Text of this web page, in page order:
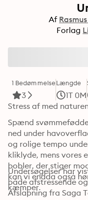
Af
Forlag
1 Bedømmelse
3
Længde
1T 0M
Stress af med
Spænd
ned under
og rolige tempo
kliklyde, mens vores
bobler, der stiger
kan vi endda også
kæmper.
Undersøgelser har
både afstressende
Afslapning fra Saga